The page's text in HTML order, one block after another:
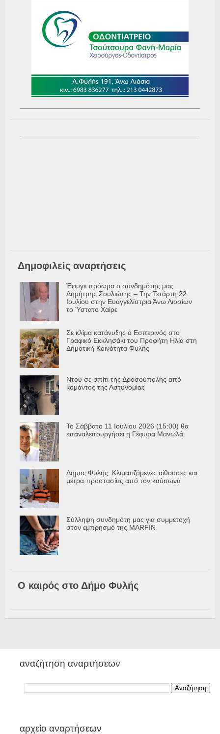
Δημοφιλείς αναρτήσεις
Έφυγε πρόωρα ο συνδημότης μας
Δημήτρης Σουλιώτης – Την Τετάρτη 22
Ιουλίου στην Ευαγγελίστρια Άνω Λιοσίων
το Ύστατο Χαίρε
Σε κλίμα κατάνυξης ο Εσπερινός στο
Γραφικό Εκκλησάκι του Προφήτη Ηλία στη
Δημοτική Κοινότητα Φυλής
Ντου σε σπίτι της Δροσούπολης από
κομάντος της Αστυνομίας
Το Σάββατο 11 Ιουλίου 2026 (15:00) θα
επαναλειτουργήσει η Γέφυρα Μανωλά
Δήμος Φυλής: Κλιματιζόμενες αίθουσες και
μέτρα προστασίας από τον καύσωνα
Σύλληψη συνδημότη μας για συμμετοχή
στον εμπρησμό της MARFIN
Ο καιρός στο Δήμο Φυλής
αναζήτηση αναρτήσεων
αρχείο αναρτήσεων